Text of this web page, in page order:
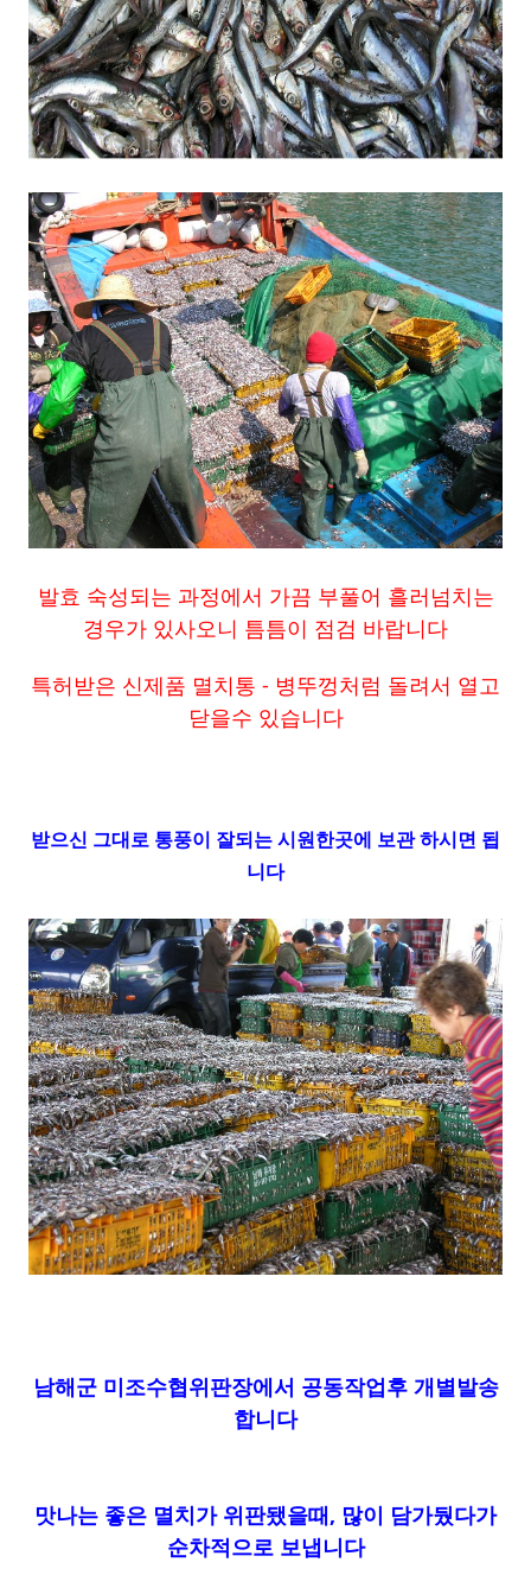
발효 숙성되는 과정에서 가끔 부풀어 흘러넘치는
경우가 있사오니 틈틈이 점검 바랍니다
특허받은 신제품 멸치통 - 병뚜껑처럼 돌려서 열고
닫을수 있습니다
받으신 그대로 통풍이 잘되는 시원한곳에 보관 하시면 됩
니다
남해군 미조수협위판장에서 공동작업후 개별발송
합니다
맛나는 좋은 멸치가 위판됐을때, 많이 담가뒀다가
순차적으로 보냅니다